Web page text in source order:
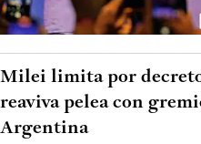
Milei limita por
reaviva pelea con
Argentina